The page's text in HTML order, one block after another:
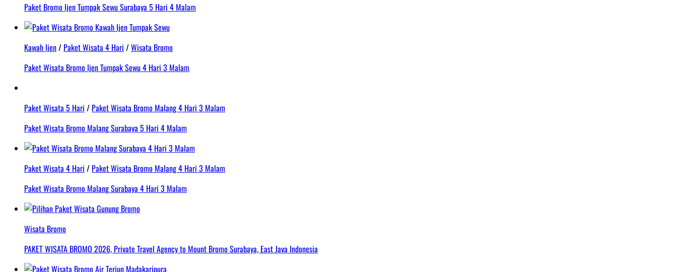
Paket Bromo Ijen Tumpak Sewu Surabaya 5 Hari 4 Malam
Kawah Ijen/ Paket Wisata 4 Hari /Wisata Bromo
Paket Wisata Bromo Ijen Tumpak Sewu 4 Hari 3 Malam
Paket Wisata 5 Hari / Paket Wisata Bromo Malang 4 Hari 3 Malam
Paket Wisata Bromo Malang Surabaya 5 Hari 4 Malam
Paket Wisata 4 Hari / Paket Wisata Bromo Malang 4 Hari 3 Malam
Paket Wisata Bromo Malang Surabaya 4 Hari 3 Malam
Wisata Bromo
PAKET WISATA BROMO 2026, Private Travel Agency to Mount Bromo Surabaya, East Java Indonesia